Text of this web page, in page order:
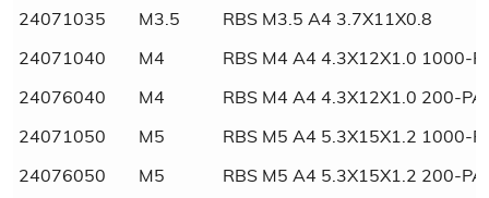
Material Rostfritt
Tull/ Tariff 73182100
24071035 M3.5 RBS M3.5 A4 3.7X11X0.8
24071040 M4 RBS M4 A4 4.3X12X1.0 1000-
24076040 M4 RBS M4 A4 4.3X12X1.0 200-
24071050 M5 RBS M5 A4 5.3X15X1.2 1000-
24076050 M5 RBS M5 A4 5.3X15X1.2 200-